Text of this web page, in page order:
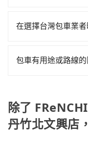
用。
樣。另外，偶爾也會
小的風險。最後，雖
FReNCHIE
性調度安排，路線上
9人以上之廂型車，
中型巴士或大型遊覽
給賭上。通常人數沒
與一台小轎車比較划
台中巴比較方便。但
在選擇台灣包車業
者時，要特別留意評
包車有用途或路線的
律，無論是清明掃墓
回診、登山露營、學
賓來訪、寵物檢疫、
除了
丹竹北文興店